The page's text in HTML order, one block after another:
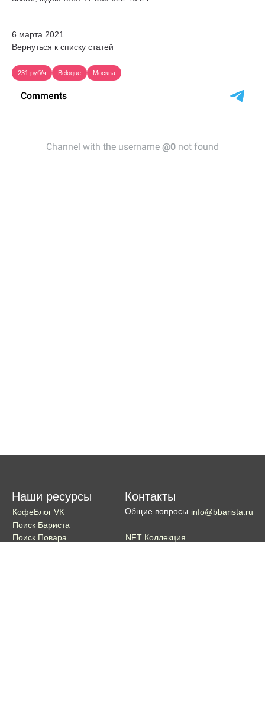
6 марта 2021
Вернуться к списку статей
231 руб/ч Beloque Москва
Наши ресурсы
КофеБлог VK
Поиск Бариста
Поиск Повара
Контакты
Общие вопросы info@bbarista.ru
NFT Коллекция